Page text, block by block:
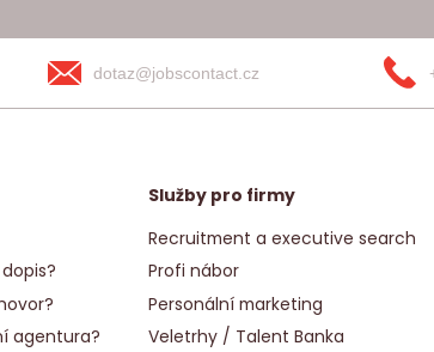
dotaz@jobscontact.cz
agentura?
Služby pro firmy
Recruitment a executive search
Profi nábor
Personální marketing
Veletrhy / Talent Banka